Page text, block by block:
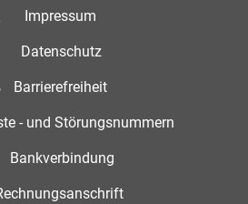
Impressum
Datenschutz
Barrierefreiheit
- und Störungsnummern
Bankverbindung